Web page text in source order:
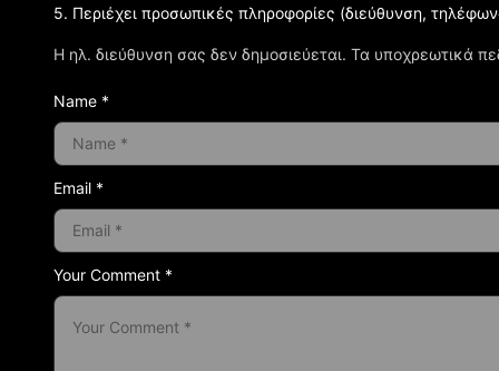
Η ηλ. διεύθυνση σας δεν δημοσιεύεται. Τα υποχρεωτικά
Your Comment *
5. Περιέχει προσωπικές πληροφορίες (διεύθυνση,
Name *
Email *